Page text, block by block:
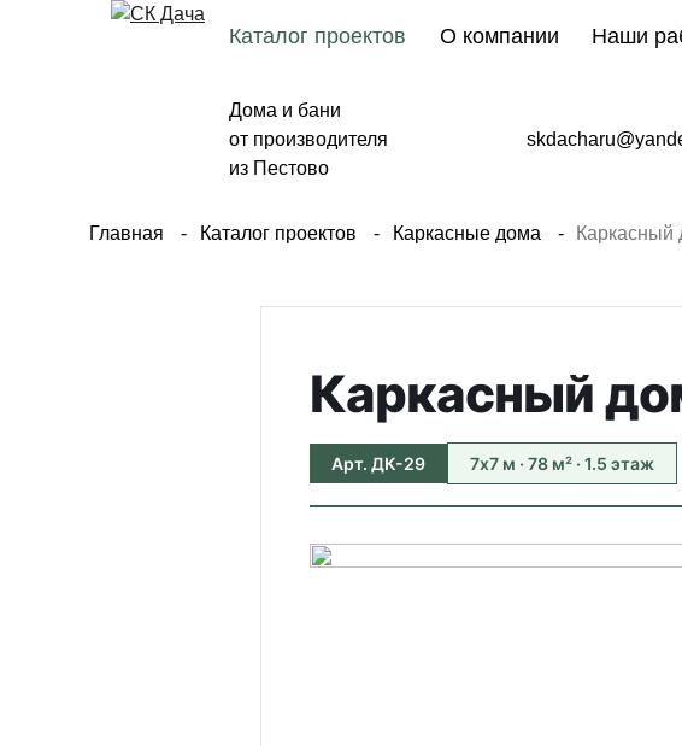
Каталог проектов О компании Наши
Дома и бани
от производителя
из Пестово
Главная Каталог проектов Каркасные дома Каркасный
Каркасный
Арт. ДК-29 7х7 м · 78 м² · 1.5 этаж